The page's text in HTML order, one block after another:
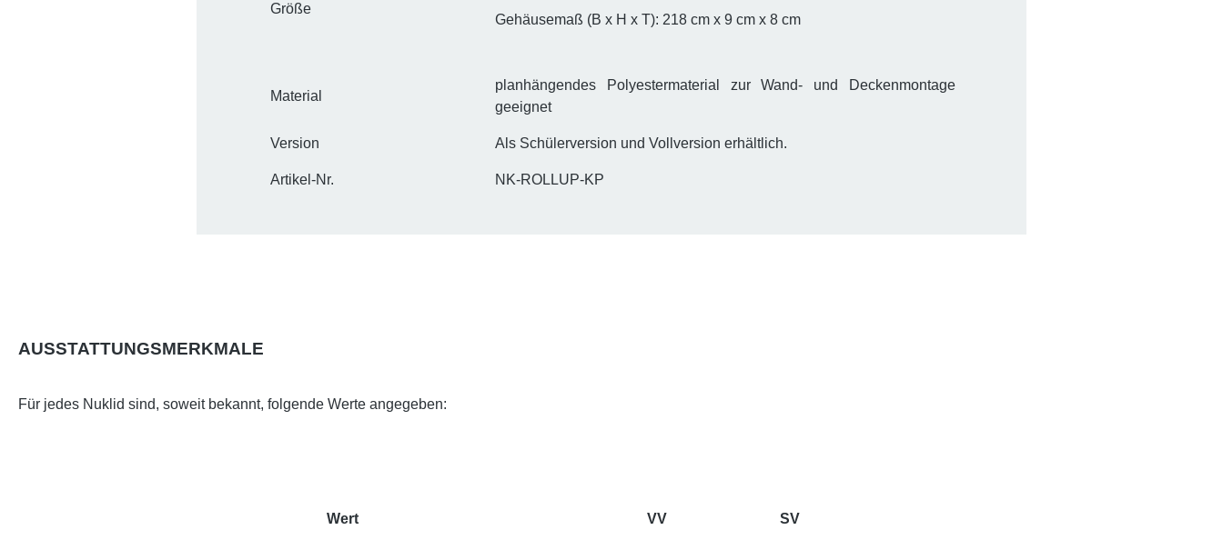
Größe
Gehäusemaß (B x H x T): 218 cm x 9 cm x 8 cm
Material
planhängendes Polyestermaterial zur Wand- und Deckenmontage
geeignet
Version Als Schülerversion und Vollversion erhältlich.
Artikel-Nr. NK-ROLLUP-KP
AUSSTATTUNGSMERKMALE
Für jedes Nuklid sind, soweit bekannt, folgende Werte angegeben:
Wert VV SV